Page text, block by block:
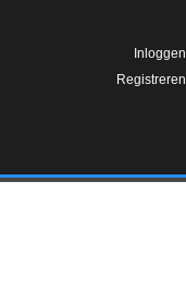
Inloggen
Registreren